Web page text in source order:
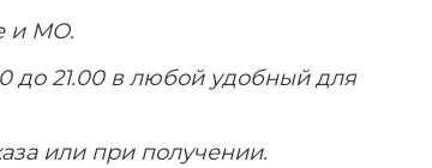
и МО.
до 21.00 в любой удобный для
или при получении.